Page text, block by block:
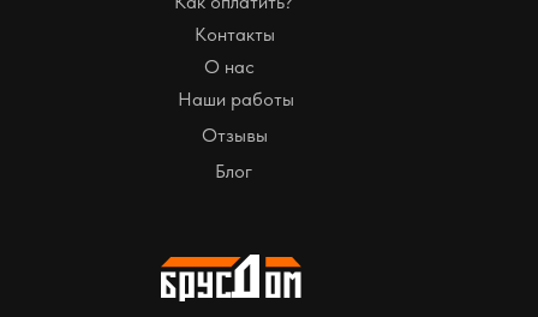
О нас
Блог
Наши работы
Отзывы
Контакты